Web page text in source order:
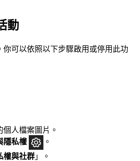
動
你可以依照以下步驟啟用或停用此功
個人檔案圖片。
隱私權
。
權與社群 」。